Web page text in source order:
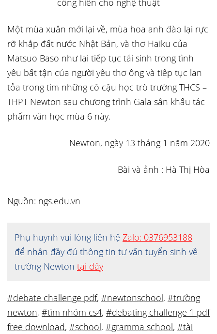
cống hiến cho nghệ thuật
Một mùa xuân mới lại về, mùa hoa anh đào lại rực
rỡ khắp đất nước Nhật Bản, và thơ Haiku của
Matsuo Baso như lại tiếp tục tái sinh trong tình
yêu bất tận của người yêu thơ ông và tiếp tục lan
tỏa trong tim những cô cậu học trò trường THCS –
THPT Newton sau chương trình Gala sân khấu tác
phẩm văn học mùa 6 này.
Newton, ngày 13 tháng 1 năm 2020
Bài và ảnh : Hà Thị Hòa
Nguồn: ngs.edu.vn
Phụ huynh vui lòng liên hệ Zalo: 0376953188
để nhận đầy đủ thông tin tư vấn tuyển sinh về
trường Newton tại đây
#debate challenge pdf, #newtonschool, #trường
newton, #tìm nhóm cs4, #debating challenge 1 pdf
free download, #school, #gramma school, #tài